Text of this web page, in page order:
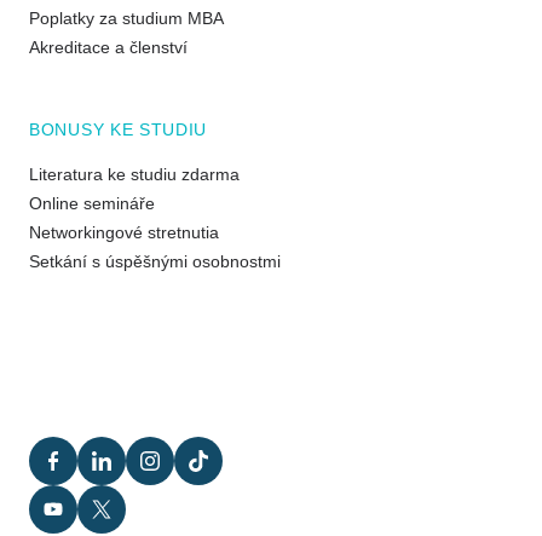
Poplatky za studium MBA
Akreditace a členství
BONUSY KE STUDIU
Literatura ke studiu zdarma
Online semináře
Networkingové stretnutia
Setkání s úspěšnými osobnostmi